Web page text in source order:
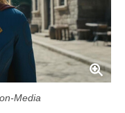
Media